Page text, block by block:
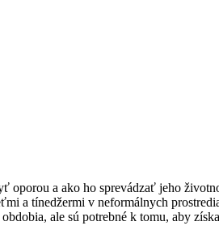
a ako ho sprevádzať jeho
a tínedžermi v neformálnych
ale sú potrebné k tomu, aby